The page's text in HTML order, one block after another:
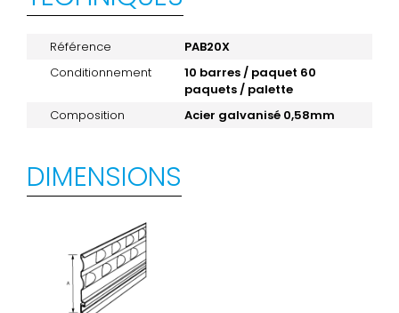
Référence
PAB20X
Conditionnement
10 barres / paquet 60
paquets / palette
Composition
Acier galvanisé 0,58mm
DIMENSIONS